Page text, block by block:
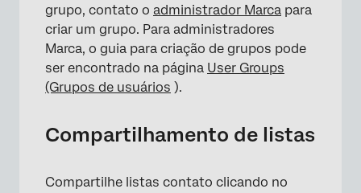
grupo, contato o administrador Marca para
criar um grupo. Para administradores
Marca, o guia para criação de grupos pode
ser encontrado na página User Groups
(Grupos de usuários ).
Compartilhamento de listas
Compartilhe listas contato clicando no